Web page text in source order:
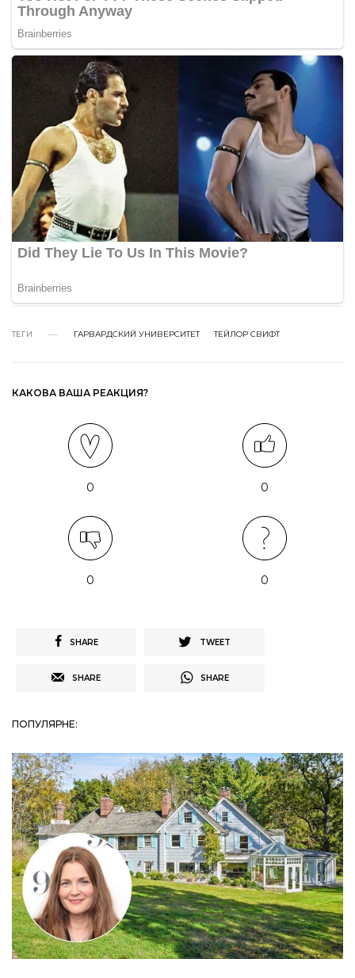
ТЕГИ ГАРВАРДСКИЙ УНИВЕРСИТЕТ ТЕЙЛОР СВИФТ
КАКОВА ВАША РЕАКЦИЯ?
0 0
0 0
SHARE TWEET
SHARE SHARE
ПОПУЛЯРНЕ: